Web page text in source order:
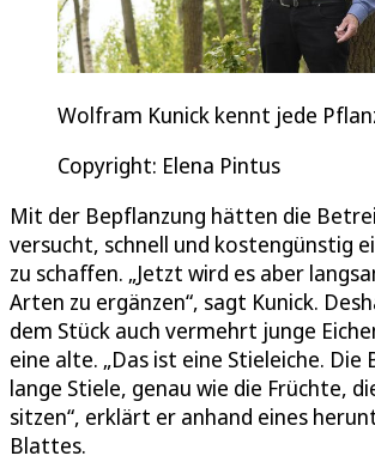
Wolfram Kunick kennt jede
Copyright: Elena Pintus
Mit der Bepflanzung hätten die
versucht, schnell und kostengünstig
zu schaffen. „Jetzt wird es aber
Arten zu ergänzen“, sagt Kunick.
dem Stück auch vermehrt junge
eine alte. „Das ist eine Stieleiche.
lange Stiele, genau wie die Früchte,
sitzen“, erklärt er anhand eines
Blattes.